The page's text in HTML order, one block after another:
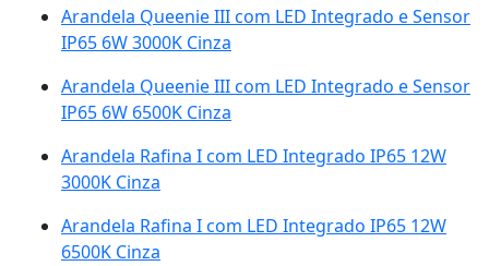
Arandela Queenie III com LED Integrado e Sensor
IP65 6W 3000K Cinza
Arandela Queenie III com LED Integrado e Sensor
IP65 6W 6500K Cinza
Arandela Rafina I com LED Integrado IP65 12W
3000K Cinza
Arandela Rafina I com LED Integrado IP65 12W
6500K Cinza